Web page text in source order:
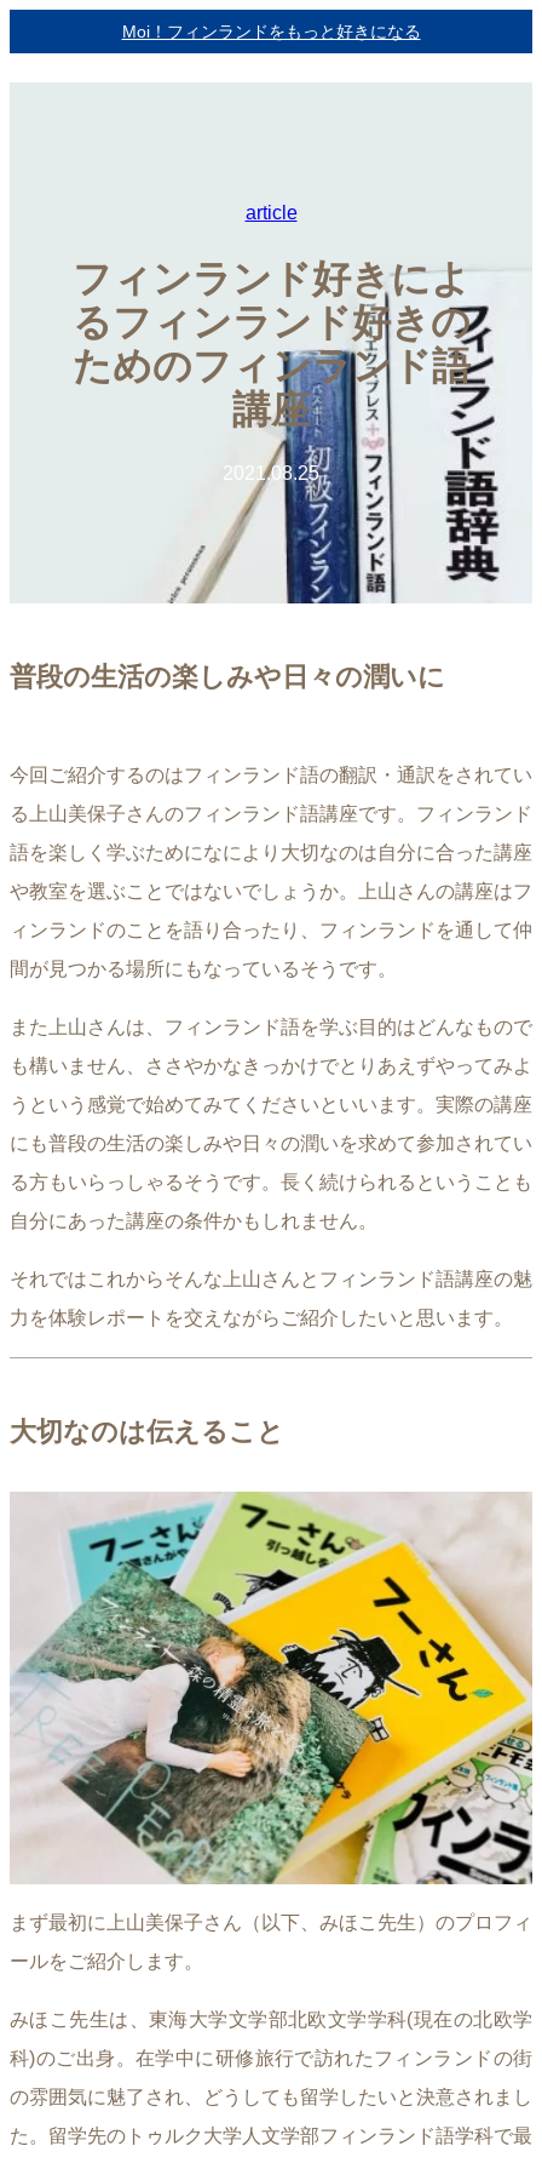
容
を
Moi！フィンランドをもっと好きになる
article
フィンランド好きによ
るフィンランド好きの
ためのフィンランド語
講座
2021.08.25
普段の生活の楽しみや日々の潤いに
今回ご紹介するのはフィンランド語の翻訳・通訳をされてい
る上山美保子さんのフィンランド語講座です。フィンランド
語を楽しく学ぶためになにより大切なのは自分に合った講座
や教室を選ぶことではないでしょうか。上山さんの講座はフ
ィンランドのことを語り合ったり、フィンランドを通して仲
間が見つかる場所にもなっているそうです。
また上山さんは、フィンランド語を学ぶ目的はどんなもので
も構いません、ささやかなきっかけでとりあえずやってみよ
うという感覚で始めてみてくださいといいます。実際の講座
にも普段の生活の楽しみや日々の潤いを求めて参加されてい
る方もいらっしゃるそうです。長く続けられるということも
自分にあった講座の条件かもしれません。
それではこれからそんな上山さんとフィンランド語講座の魅
力を体験レポートを交えながらご紹介したいと思います。
大切なのは伝えること
まず最初に上山美保子さん（以下、みほこ先生）のプロフィ
ールをご紹介します。
みほこ先生は、東海大学文学部北欧文学学科(現在の北欧学
科)のご出身。在学中に研修旅行で訪れたフィンランドの街
の雰囲気に魅了され、どうしても留学したいと決意されまし
た。留学先のトゥルク大学人文学部フィンランド語学科で最